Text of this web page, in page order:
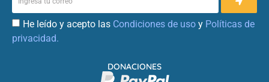
He leído y acepto las Condiciones de uso y Políticas de
privacidad.
DONACIONES